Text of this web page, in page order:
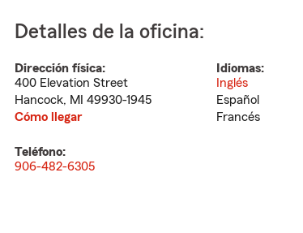
Detalles de la oficina:
Dirección física:
400 Elevation Street
Hancock, MI
49930-1945
Cómo llegar
Idiomas:
Inglés
Español
Francés
Teléfono:
906-482-6305